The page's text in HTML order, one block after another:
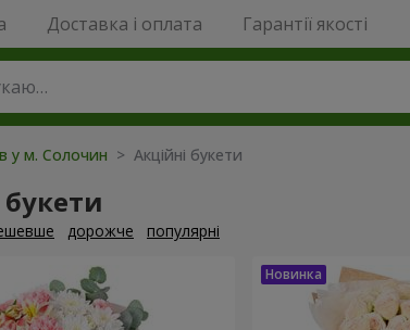
Доставка і оплата Гарантії якості
у м. Солочин > Акційні букети
дорожче популярні